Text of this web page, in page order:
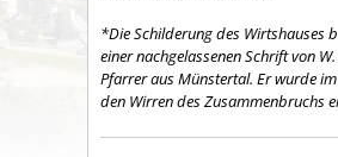
*Die Schilderung des Wirtshauses
einer nachgelassenen Schrift von
Pfarrer aus Münstertal. Er wurde
den Wirren des Zusammenbruchs